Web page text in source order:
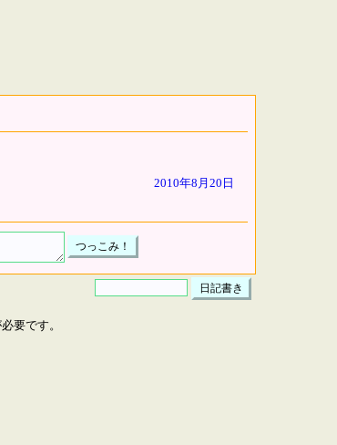
2010年8月20日
要です。